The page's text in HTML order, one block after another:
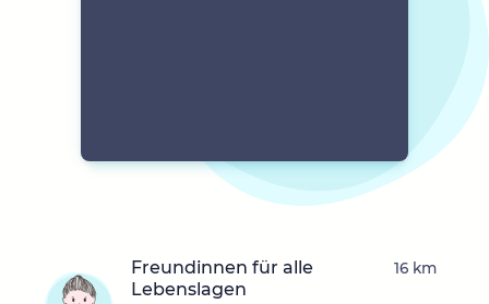
Freundinnen für alle
Lebenslagen
16 km